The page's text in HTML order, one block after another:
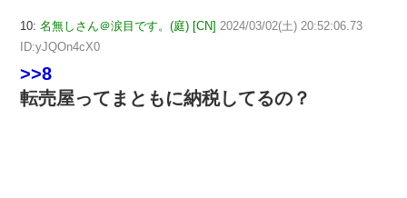
10: 名無しさん＠涙目です。(庭) [CN] 2024/03/02(土) 20:52:06.73
ID:yJQOn4cX0
>>8
転売屋ってまともに納税してるの？